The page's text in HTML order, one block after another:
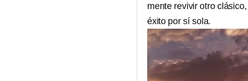
mente revivir otro
éxito por sí sola.